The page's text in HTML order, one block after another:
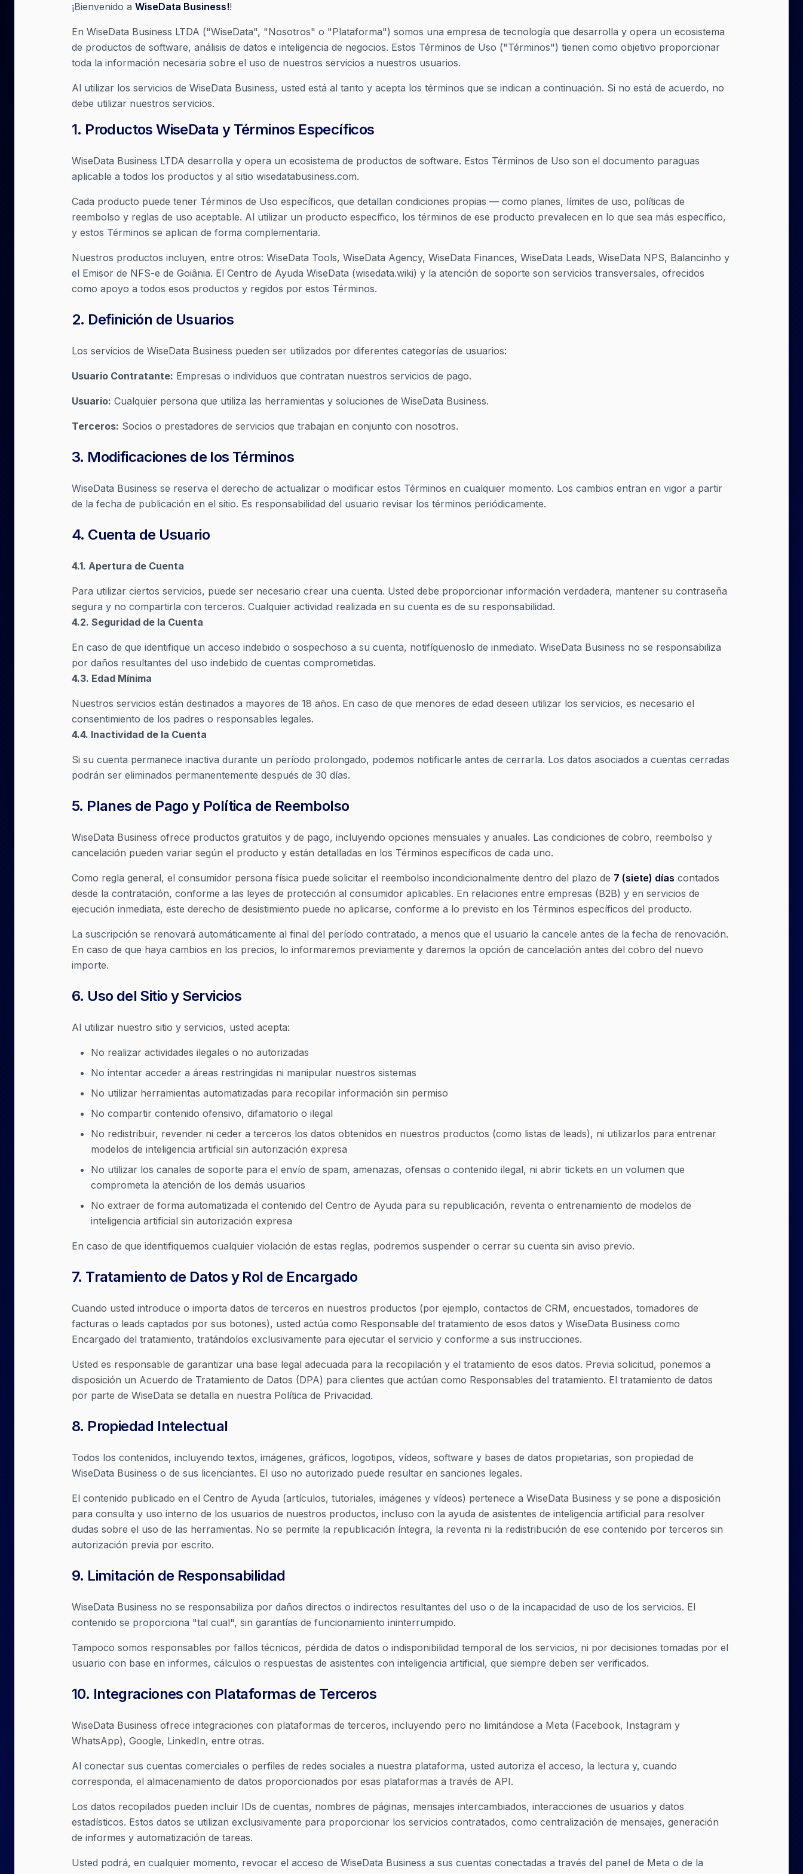
¡Bienvenido a WiseData Business!!
En WiseData Business LTDA ("WiseData", "Nosotros" o "Plataforma") somos una empresa de tecnología que desarrolla y opera un ecosistema
de productos de software, análisis de datos e inteligencia de negocios. Estos Términos de Uso ("Términos") tienen como objetivo proporcionar
toda la información necesaria sobre el uso de nuestros servicios a nuestros usuarios.
Al utilizar los servicios de WiseData Business, usted está al tanto y acepta los términos que se indican a continuación. Si no está de acuerdo, no
debe utilizar nuestros servicios.
1. Productos WiseData y Términos Específicos
WiseData Business LTDA desarrolla y opera un ecosistema de productos de software. Estos Términos de Uso son el documento paraguas
aplicable a todos los productos y al sitio wisedatabusiness.com.
Cada producto puede tener Términos de Uso específicos, que detallan condiciones propias — como planes, límites de uso, políticas de
reembolso y reglas de uso aceptable. Al utilizar un producto específico, los términos de ese producto prevalecen en lo que sea más específico,
y estos Términos se aplican de forma complementaria.
Nuestros productos incluyen, entre otros: WiseData Tools, WiseData Agency, WiseData Finances, WiseData Leads, WiseData NPS, Balancinho y
el Emisor de NFS-e de Goiânia. El Centro de Ayuda WiseData (wisedata.wiki) y la atención de soporte son servicios transversales, ofrecidos
como apoyo a todos esos productos y regidos por estos Términos.
2. Definición de Usuarios
Los servicios de WiseData Business pueden ser utilizados por diferentes categorías de usuarios:
Usuario Contratante: Empresas o individuos que contratan nuestros servicios de pago.
Usuario: Cualquier persona que utiliza las herramientas y soluciones de WiseData Business.
Terceros: Socios o prestadores de servicios que trabajan en conjunto con nosotros.
3. Modificaciones de los Términos
WiseData Business se reserva el derecho de actualizar o modificar estos Términos en cualquier momento. Los cambios entran en vigor a partir
de la fecha de publicación en el sitio. Es responsabilidad del usuario revisar los términos periódicamente.
4. Cuenta de Usuario
4.1. Apertura de Cuenta
Para utilizar ciertos servicios, puede ser necesario crear una cuenta. Usted debe proporcionar información verdadera, mantener su contraseña
segura y no compartirla con terceros. Cualquier actividad realizada en su cuenta es de su responsabilidad.
4.2. Seguridad de la Cuenta
En caso de que identifique un acceso indebido o sospechoso a su cuenta, notifíquenoslo de inmediato. WiseData Business no se responsabiliza
por daños resultantes del uso indebido de cuentas comprometidas.
4.3. Edad Mínima
Nuestros servicios están destinados a mayores de 18 años. En caso de que menores de edad deseen utilizar los servicios, es necesario el
consentimiento de los padres o responsables legales.
4.4. Inactividad de la Cuenta
Si su cuenta permanece inactiva durante un período prolongado, podemos notificarle antes de cerrarla. Los datos asociados a cuentas cerradas
podrán ser eliminados permanentemente después de 30 días.
5. Planes de Pago y Política de Reembolso
WiseData Business ofrece productos gratuitos y de pago, incluyendo opciones mensuales y anuales. Las condiciones de cobro, reembolso y
cancelación pueden variar según el producto y están detalladas en los Términos específicos de cada uno.
Como regla general, el consumidor persona física puede solicitar el reembolso incondicionalmente dentro del plazo de 7 (siete) días contados
desde la contratación, conforme a las leyes de protección al consumidor aplicables. En relaciones entre empresas (B2B) y en servicios de
ejecución inmediata, este derecho de desistimiento puede no aplicarse, conforme a lo previsto en los Términos específicos del producto.
La suscripción se renovará automáticamente al final del período contratado, a menos que el usuario la cancele antes de la fecha de renovación.
En caso de que haya cambios en los precios, lo informaremos previamente y daremos la opción de cancelación antes del cobro del nuevo
importe.
6. Uso del Sitio y Servicios
Al utilizar nuestro sitio y servicios, usted acepta:
No realizar actividades ilegales o no autorizadas
No intentar acceder a áreas restringidas ni manipular nuestros sistemas
No utilizar herramientas automatizadas para recopilar información sin permiso
No compartir contenido ofensivo, difamatorio o ilegal
No redistribuir, revender ni ceder a terceros los datos obtenidos en nuestros productos (como listas de leads), ni utilizarlos para entrenar
modelos de inteligencia artificial sin autorización expresa
No utilizar los canales de soporte para el envío de spam, amenazas, ofensas o contenido ilegal, ni abrir tickets en un volumen que
comprometa la atención de los demás usuarios
No extraer de forma automatizada el contenido del Centro de Ayuda para su republicación, reventa o entrenamiento de modelos de
inteligencia artificial sin autorización expresa
En caso de que identifiquemos cualquier violación de estas reglas, podremos suspender o cerrar su cuenta sin aviso previo.
7. Tratamiento de Datos y Rol de Encargado
Cuando usted introduce o importa datos de terceros en nuestros productos (por ejemplo, contactos de CRM, encuestados, tomadores de
facturas o leads captados por sus botones), usted actúa como Responsable del tratamiento de esos datos y WiseData Business como
Encargado del tratamiento, tratándolos exclusivamente para ejecutar el servicio y conforme a sus instrucciones.
Usted es responsable de garantizar una base legal adecuada para la recopilación y el tratamiento de esos datos. Previa solicitud, ponemos a
disposición un Acuerdo de Tratamiento de Datos (DPA) para clientes que actúan como Responsables del tratamiento. El tratamiento de datos
por parte de WiseData se detalla en nuestra Política de Privacidad.
8. Propiedad Intelectual
Todos los contenidos, incluyendo textos, imágenes, gráficos, logotipos, vídeos, software y bases de datos propietarias, son propiedad de
WiseData Business o de sus licenciantes. El uso no autorizado puede resultar en sanciones legales.
El contenido publicado en el Centro de Ayuda (artículos, tutoriales, imágenes y vídeos) pertenece a WiseData Business y se pone a disposición
para consulta y uso interno de los usuarios de nuestros productos, incluso con la ayuda de asistentes de inteligencia artificial para resolver
dudas sobre el uso de las herramientas. No se permite la republicación íntegra, la reventa ni la redistribución de ese contenido por terceros sin
autorización previa por escrito.
9. Limitación de Responsabilidad
WiseData Business no se responsabiliza por daños directos o indirectos resultantes del uso o de la incapacidad de uso de los servicios. El
contenido se proporciona "tal cual", sin garantías de funcionamiento ininterrumpido.
Tampoco somos responsables por fallos técnicos, pérdida de datos o indisponibilidad temporal de los servicios, ni por decisiones tomadas por el
usuario con base en informes, cálculos o respuestas de asistentes con inteligencia artificial, que siempre deben ser verificados.
10. Integraciones con Plataformas de Terceros
WiseData Business ofrece integraciones con plataformas de terceros, incluyendo pero no limitándose a Meta (Facebook, Instagram y
WhatsApp), Google, LinkedIn, entre otras.
Al conectar sus cuentas comerciales o perfiles de redes sociales a nuestra plataforma, usted autoriza el acceso, la lectura y, cuando
corresponda, el almacenamiento de datos proporcionados por esas plataformas a través de API.
Los datos recopilados pueden incluir IDs de cuentas, nombres de páginas, mensajes intercambiados, interacciones de usuarios y datos
estadísticos. Estos datos se utilizan exclusivamente para proporcionar los servicios contratados, como centralización de mensajes, generación
de informes y automatización de tareas.
Usted podrá, en cualquier momento, revocar el acceso de WiseData Business a sus cuentas conectadas a través del panel de Meta o de la